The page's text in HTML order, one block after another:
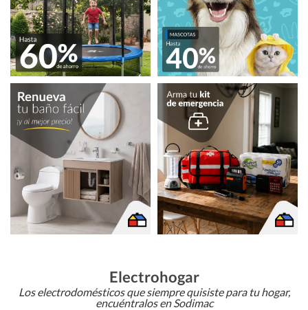
Electrohogar
Los electrodomésticos que siempre quisiste para tu hogar,
encuéntralos en Sodimac